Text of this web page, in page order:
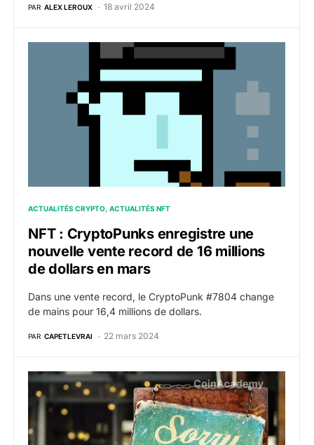
PAR ALEX LEROUX 18 avril 2024
NFT : CryptoPunks enregistre une nouvelle vente
ACTUALITÉS CRYPTO ACTUALITÉS NFT
NFT : CryptoPunks enregistre une
nouvelle vente record de 16 millions
de dollars en mars
Dans une vente record, le CryptoPunk #7804 change
de mains pour 16,4 millions de dollars.
PAR CAPETLEVRAI 22 mars 2024
NFT : Le géant du café Starbucks met fin à son